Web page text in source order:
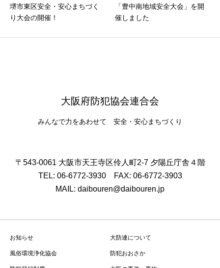
堺市東区安全・安心まちづく
り大会の開催！
「豊中南地域安全大会」を開
催しました
大阪府防犯協会連合会
みんなで力をあわせて 安全・安心まちづくり
〒543-0061 大阪市天王寺区伶人町2-7 夕陽丘庁舎４階
TEL: 06-6772-3930 FAX: 06-6772-3903
MAIL: daibouren@daibouren.jp
お知らせ 大防連について
風俗環境浄化協会 防犯おおさか